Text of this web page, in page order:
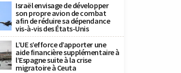
Israël envisage de développer
son propre avion de combat
afin de réduire sa dépendance
vis-à-vis des États-Unis
L’UE s’efforce d’apporter une
aide financière supplémentaire à
l’Espagne suite à la crise
migratoire à Ceuta